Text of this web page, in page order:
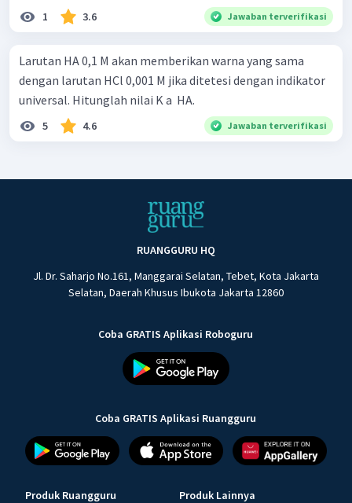
1 3.6 Jawaban terverifikasi
Larutan HA 0,1 M akan memberikan warna yang sama
dengan larutan HCl 0,001 M jika ditetesi dengan indikator
universal. Hitunglah nilai K a ​ HA.
5 4.6 Jawaban terverifikasi
RUANGGURU HQ
Jl. Dr. Saharjo No.161, Manggarai Selatan, Tebet, Kota Jakarta
Selatan, Daerah Khusus Ibukota Jakarta 12860
Coba GRATIS Aplikasi Roboguru
Coba GRATIS Aplikasi Ruangguru
Produk Ruangguru Produk Lainnya